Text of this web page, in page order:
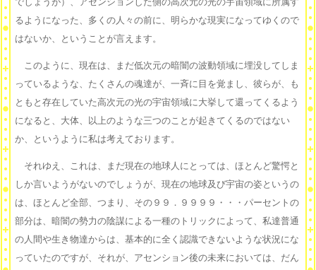
るようになった、多くの人々の前に、明らかな現実になってゆくので
はないか、ということが言えます。
このように、現在は、まだ低次元の暗闇の波動領域に埋没してしま
っているような、たくさんの魂達が、一斉に目を覚まし、彼らが、も
ともと存在していた高次元の光の宇宙領域に大挙して還ってくるよう
になると、大体、以上のような三つのことが起きてくるのではない
か、というように私は考えております。
それゆえ、これは、まだ現在の地球人にとっては、ほとんど驚愕と
しか言いようがないのでしょうが、現在の地球及び宇宙の姿というの
は、ほとんど全部、つまり、その９９．９９９９・・・パーセントの
部分は、暗闇の勢力の陰謀による一種のトリックによって、私達普通
の人間や生き物達からは、基本的に全く認識できないような状況にな
っていたのですが、それが、アセンション後の未来においては、だん